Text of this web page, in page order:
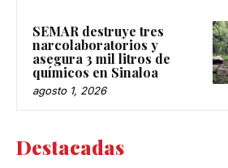
SEMAR destruye tres
narcolaboratorios y
asegura 3 mil litros de
químicos en Sinaloa
agosto 1, 2026
Destacadas